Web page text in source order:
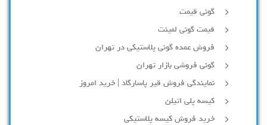
گونی قیمت
قیمت گونی لمینت
فروش عمده گونی پلاستیکی در تهران
گونی فروشی بازار تهران
نمایندگی فروش قیر پاسارگاد | خرید امروز
کیسه پلی اتیلن
خرید فروش کیسه پلاستیکی